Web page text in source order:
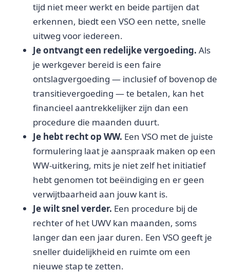
tijd niet meer werkt en beide partijen dat
erkennen, biedt een VSO een nette, snelle
uitweg voor iedereen.
Je ontvangt een redelijke vergoeding. Als
je werkgever bereid is een faire
ontslagvergoeding — inclusief of bovenop de
transitievergoeding — te betalen, kan het
financieel aantrekkelijker zijn dan een
procedure die maanden duurt.
Je hebt recht op WW. Een VSO met de juiste
formulering laat je aanspraak maken op een
WW-uitkering, mits je niet zelf het initiatief
hebt genomen tot beëindiging en er geen
verwijtbaarheid aan jouw kant is.
Je wilt snel verder. Een procedure bij de
rechter of het UWV kan maanden, soms
langer dan een jaar duren. Een VSO geeft je
sneller duidelijkheid en ruimte om een
nieuwe stap te zetten.